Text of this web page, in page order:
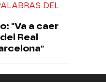
DEL
"Va a caer
Real